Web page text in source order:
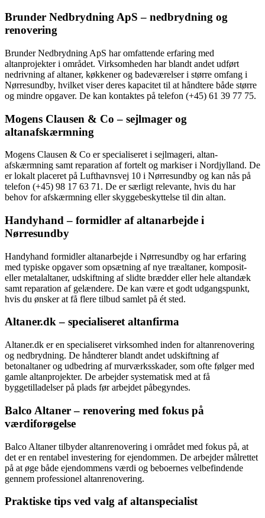
Brunder Nedbrydning ApS – nedbrydning og
renovering
Brunder Nedbrydning ApS har omfattende erfaring med
altanprojekter i området. Virksomheden har blandt andet udført
nedrivning af altaner, køkkener og badeværelser i større omfang i
Nørresundby, hvilket viser deres kapacitet til at håndtere både større
og mindre opgaver. De kan kontaktes på telefon (+45) 61 39 77 75.
Mogens Clausen & Co – sejlmager og
altanafskærmning
Mogens Clausen & Co er specialiseret i sejlmageri, altan­
afskærmning samt reparation af fortelt og markiser i Nordjylland. De
er lokalt placeret på Lufthavnsvej 10 i Nørresundby og kan nås på
telefon (+45) 98 17 63 71. De er særligt relevante, hvis du har
behov for afskærmning eller skyggebeskyttelse til din altan.
Handyhand – formidler af altanarbejde i
Nørresundby
Handyhand formidler altanarbejde i Nørresundby og har erfaring
med typiske opgaver som opsætning af nye træaltaner, komposit-
eller metalaltaner, udskiftning af slidte brædder eller hele altandæk
samt reparation af gelændere. De kan være et godt udgangspunkt,
hvis du ønsker at få flere tilbud samlet på ét sted.
Altaner.dk – specialiseret altanfirma
Altaner.dk er en specialiseret virksomhed inden for altanrenovering
og nedbrydning. De håndterer blandt andet udskiftning af
betonaltaner og udbedring af murværksskader, som ofte følger med
gamle altanprojekter. De arbejder systematisk med at få
byggetilladelser på plads før arbejdet påbegyndes.
Balco Altaner – renovering med fokus på
værdiforøgelse
Balco Altaner tilbyder altanrenovering i området med fokus på, at
det er en rentabel investering for ejendommen. De arbejder målrettet
på at øge både ejendommens værdi og beboernes velbefindende
gennem professionel altanrenovering.
Praktiske tips ved valg af altanspecialist